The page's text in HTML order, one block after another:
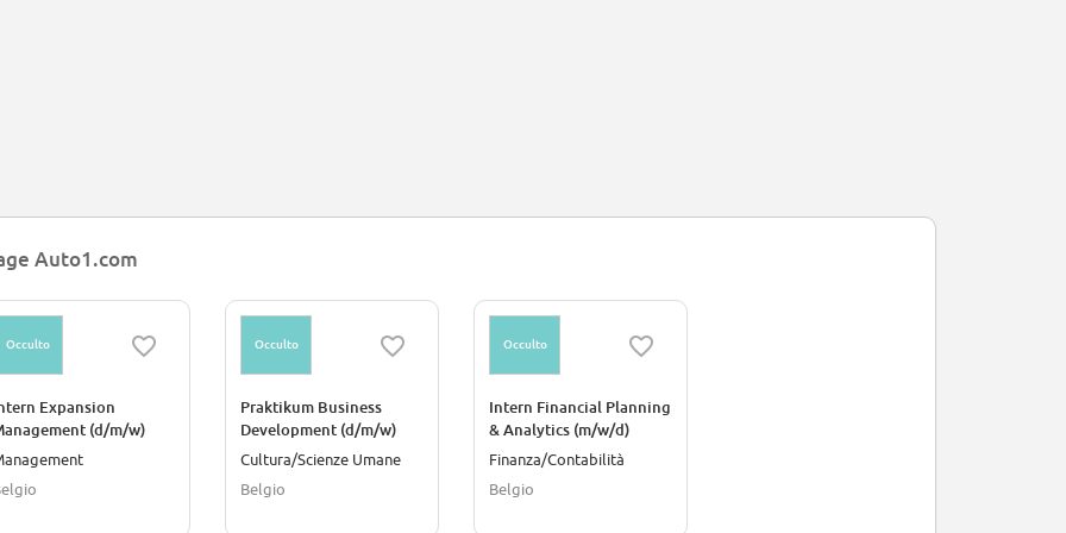
Auto1.com
Occulto
Expansion
(d/m/w)
Occulto
Praktikum Business
Development (d/m/w)
Cultura/Scienze Umane
Belgio
Occulto
Intern Financial Planning
& Analytics (m/w/d)
Finanza/Contabilità
Belgio